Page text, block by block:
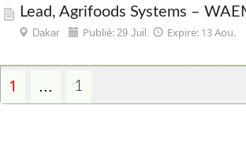
Lead, Agrifoods Systems –
Dakar Publié: 29 Juil. Expire: 13 Aou.
1 ... 1